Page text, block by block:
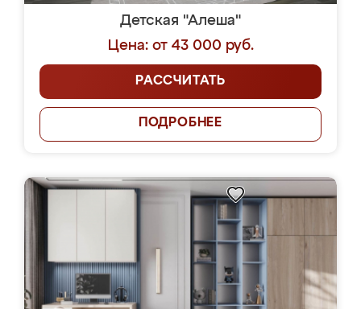
Детская "Алеша"
Цена: от 43 000 руб.
РАССЧИТАТЬ
ПОДРОБНЕЕ